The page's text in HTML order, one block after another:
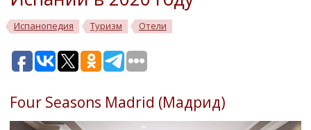
Испанопедия Туризм Отели
Four Seasons Madrid (Мадрид)